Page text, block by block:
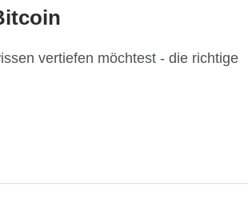
vertiefen möchtest - die richtige